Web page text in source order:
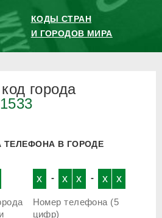
КОДЫ СТРАН
И ГОРОДОВ МИРА
города
ТЕЛЕФОНА В ГОРОДЕ
x - x x - x x
Номер телефона (5
цифр)